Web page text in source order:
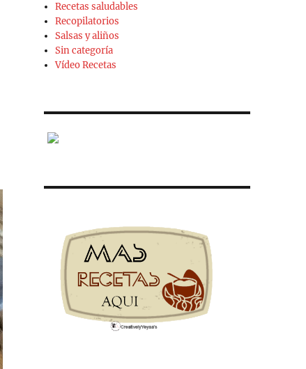
Recetas saludables
Recopilatorios
Salsas y aliños
Sin categoría
Vídeo Recetas